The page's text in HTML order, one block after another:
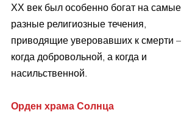
ХХ век был особенно богат на самые
разные религиозные течения,
приводящие уверовавших к смерти –
когда добровольной, а когда и
насильственной.
Орден храма Солнца